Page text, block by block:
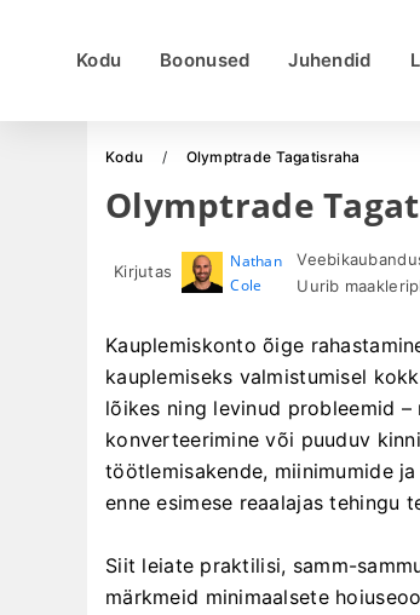
Kodu Boonused Juhendid
Kodu Olymptrade Tagatisraha
Olymptrade
Kirjutas
Nathan
Cole
Uurib
Kauplemiskonto õige
kauplemiseks valmistumisel
lõikes ning levinud probleemid
konverteerimine või puuduv
töötlemisakende, miinimumide
enne esimese reaalajas tehingu
Siit leiate praktilisi, samm-
märkmeid minimaalsete